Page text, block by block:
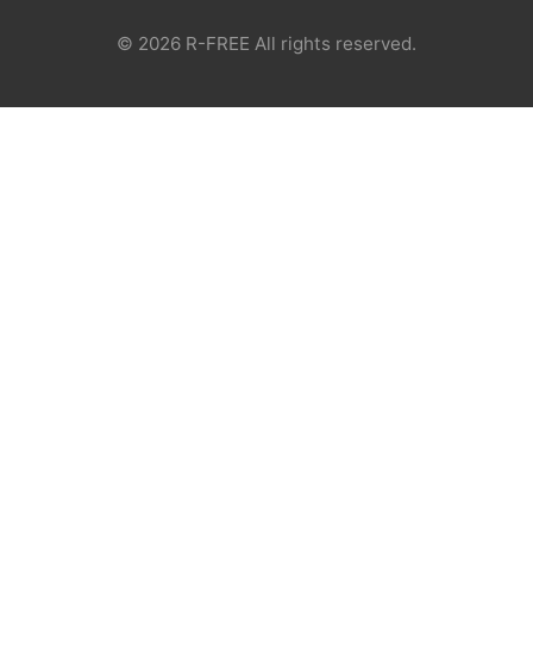
© 2026 R-FREE All rights reserved.